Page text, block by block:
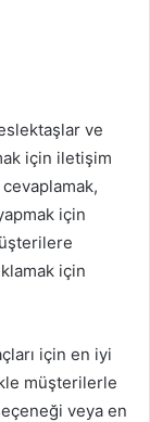
ve
için iletişim
için
için
için en iyi
müşterilerle
veya en